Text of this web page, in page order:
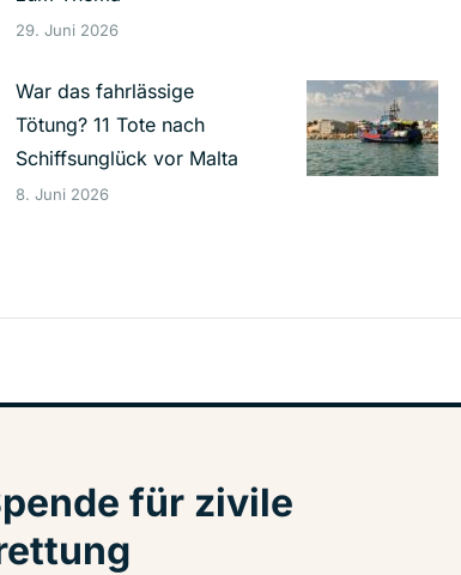
29. Juni 2026
War das fahrlässige
Tötung? 11 Tote nach
Schiffsunglück vor Malta
8. Juni 2026
für zivile